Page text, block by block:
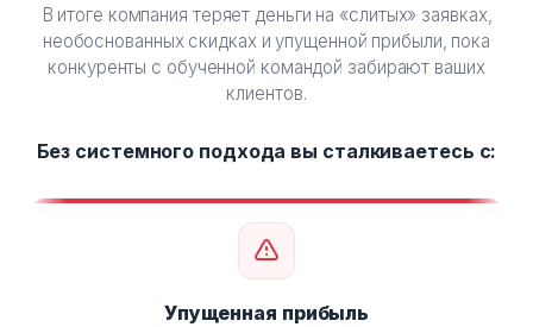
В итоге компания теряет деньги на «слитых» заявках,
необоснованных скидках и упущенной прибыли, пока
конкуренты с обученной командой забирают ваших
клиентов.
Без системного подхода вы сталкиваетесь с:
Упущенная прибыль